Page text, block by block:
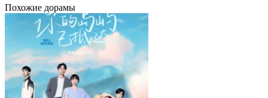
Похожие дорамы